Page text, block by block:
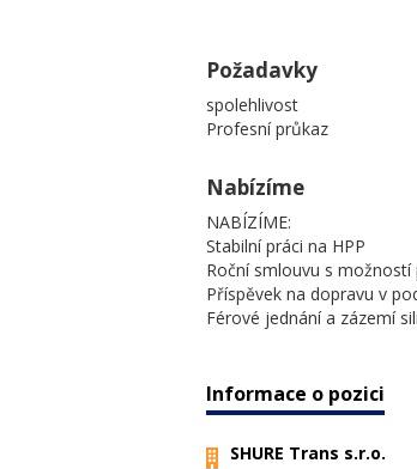
Požadavky
spolehlivost
Profesní průkaz
Nabízíme
NABÍZÍME:
Stabilní práci na HPP
Roční smlouvu s
Příspěvek na dopravu v
Férové jednání a zázemí
Informace o pozici
SHURE Trans s.r.o.